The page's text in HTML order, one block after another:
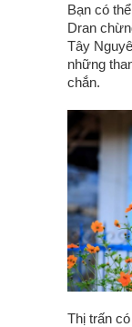
Bạn có
Dran
Tây
những
chắn.
Thị trấn